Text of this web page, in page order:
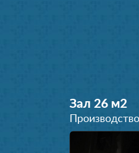
Зал 26 м2